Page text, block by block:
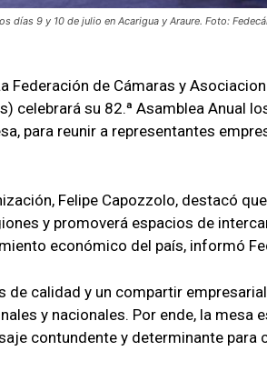
días 9 y 10 de julio en Acarigua y Araure. Foto:
Federación de Cámaras y
celebrará su 82.ª Asamblea Anual
para reunir a representantes
Felipe Capozzolo, destacó
y promoverá espacios de
económico del país, informó
de calidad y un compartir
y nacionales. Por ende, la mesa
contundente y determinante para